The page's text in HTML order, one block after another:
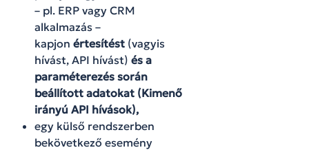
– pl. ERP vagy CRM
alkalmazás –
kapjon értesítést (vagyis
hívást, API hívást) és a
paraméterezés során
beállított adatokat (Kimenő
irányú API hívások),
egy külső rendszerben
bekövetkező esemény